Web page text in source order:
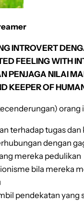
INTROVERT
FEELING WITH
PENJAGA NILAI
KEEPER OF
orang
terhadap tugas dan
dengan
mereka pedulikan
bila mereka
pendekatan yang